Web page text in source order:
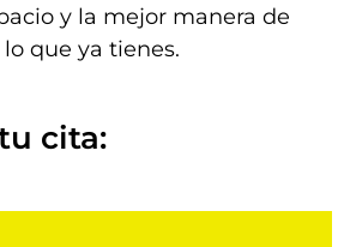
y la mejor manera de
que ya tienes.
cita: